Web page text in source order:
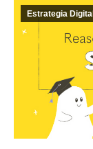
Estrategia Digital